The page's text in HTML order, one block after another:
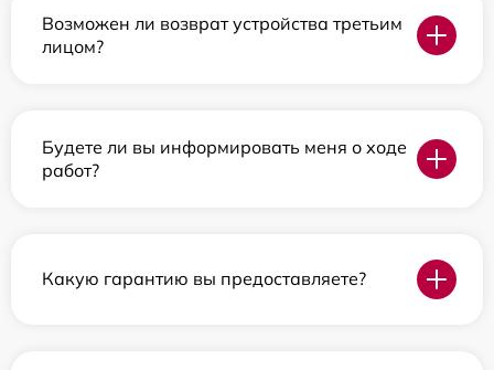
Возможен ли возврат устройства третьим
лицом?
Будете ли вы информировать меня о ходе
работ?
Какую гарантию вы предоставляете?